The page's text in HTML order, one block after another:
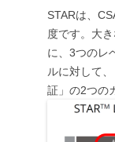
STARは、
度です。大
に、3つのレ
ルに対して
証」の2つの